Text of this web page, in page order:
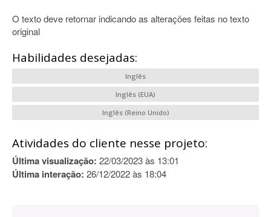
O texto deve retornar indicando as alterações feitas no texto
original
Habilidades desejadas:
Inglês
Inglês (EUA)
Inglês (Reino Unido)
Atividades do cliente nesse projeto:
Última visualização: 22/03/2023 às 13:01
Última interação: 26/12/2022 às 18:04